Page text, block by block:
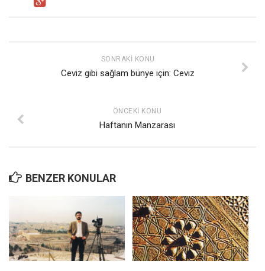
Selçuk Türkyılmaz
Amina S. Jenenkovic
Kitap
Karisi kitap sualleri
SONRAKI KONU
Ceviz gibi sağlam bünye için: Ceviz
ÖNCEKI KONU
Haftanın Manzarası
BENZER KONULAR